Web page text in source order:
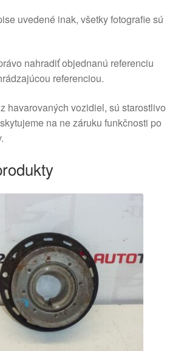
uvedené inak, všetky fotografie sú
nahradiť objednanú referenciu
referenciou.
havarovaných vozidiel, sú starostlivo
na ne záruku funkčnosti po